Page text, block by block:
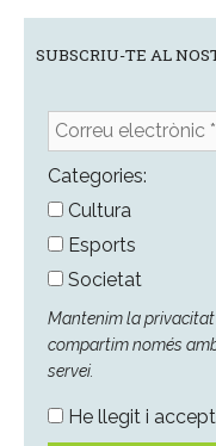
SUBSCRIU-TE AL
Correu
electrònic
*Categories:
Cultura
Esports
Societat
Mantenim la privacitat
compartim només
servei.
He llegit i